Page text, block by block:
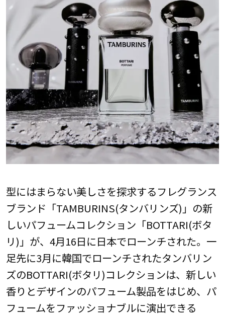
型にはまらない美しさを探求するフレグランス
ブランド「TAMBURINS(タンバリンズ)」の新
しいパフュームコレクション「BOTTARI(ボタ
リ)」が、4月16日に日本でローンチされた。一
足先に3月に韓国でローンチされたタンバリン
ズのBOTTARI(ボタリ)コレクションは、新しい
香りとデザインのパフューム製品をはじめ、パ
フュームをファッショナブルに演出できる